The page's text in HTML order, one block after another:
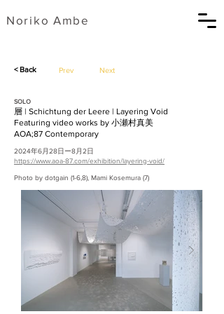
​Noriko Ambe
< Back Prev Next
SOLO
層 | Schichtung der Leere | Layering Void
Featuring video works by 小瀬村真美
AOA;87 Contemporary
2024年6月28日ー8月2日
https://www.aoa-87.com/exhibition/layering-void/
Photo by dotgain (1-6,8), Mami Kosemura (7)